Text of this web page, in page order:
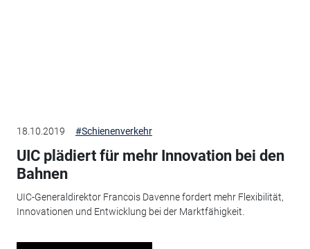
18.10.2019 #Schienenverkehr
UIC plädiert für mehr Innovation bei den
Bahnen
UIC-Generaldirektor Francois Davenne fordert mehr Flexibilität,
Innovationen und Entwicklung bei der Marktfähigkeit.